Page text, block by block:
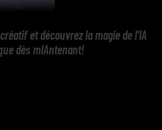
et découvrez la magie de l'IA
dès mIAntenant!